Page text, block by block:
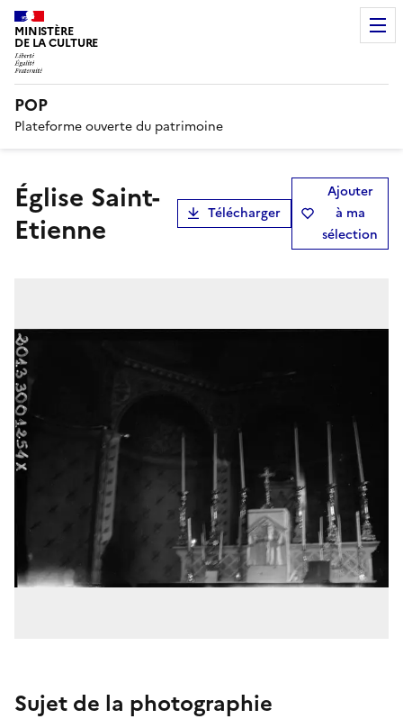
MINISTÈRE
DE LA CULTURE
POP
Plateforme ouverte du patrimoine
église Saint-
Etienne
Télécharger
Ajouter
à ma
sélection
Sujet de la photographie